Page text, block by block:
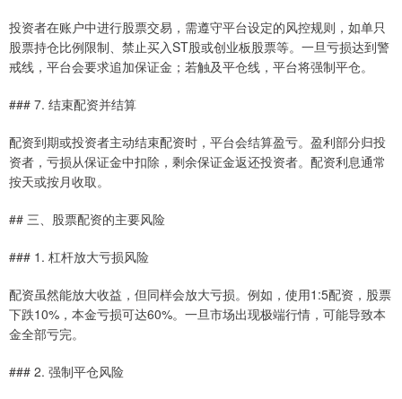
投资者在账户中进行股票交易，需遵守平台设定的风控规则，如单只
股票持仓比例限制、禁止买入ST股或创业板股票等。一旦亏损达到警
戒线，平台会要求追加保证金；若触及平仓线，平台将强制平仓。
### 7. 结束配资并结算
配资到期或投资者主动结束配资时，平台会结算盈亏。盈利部分归投
资者，亏损从保证金中扣除，剩余保证金返还投资者。配资利息通常
按天或按月收取。
## 三、股票配资的主要风险
### 1. 杠杆放大亏损风险
配资虽然能放大收益，但同样会放大亏损。例如，使用1:5配资，股票
下跌10%，本金亏损可达60%。一旦市场出现极端行情，可能导致本
金全部亏完。
### 2. 强制平仓风险